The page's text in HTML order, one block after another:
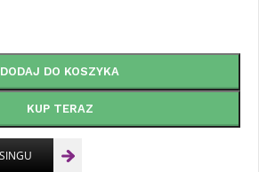
DODAJ DO KOSZYKA
KUP TERAZ